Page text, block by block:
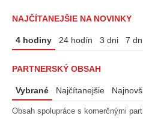
NAJČÍTANEJŠIE NA NOVINKY
4 hodiny 24 hodín 3 dni 7
PARTNERSKÝ OBSAH
Vybrané Najčítanejšie
Obsah spolupráce s komerčnými